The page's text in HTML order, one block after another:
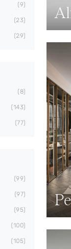
9
23
29
8
143
77
99
97
95
100
105